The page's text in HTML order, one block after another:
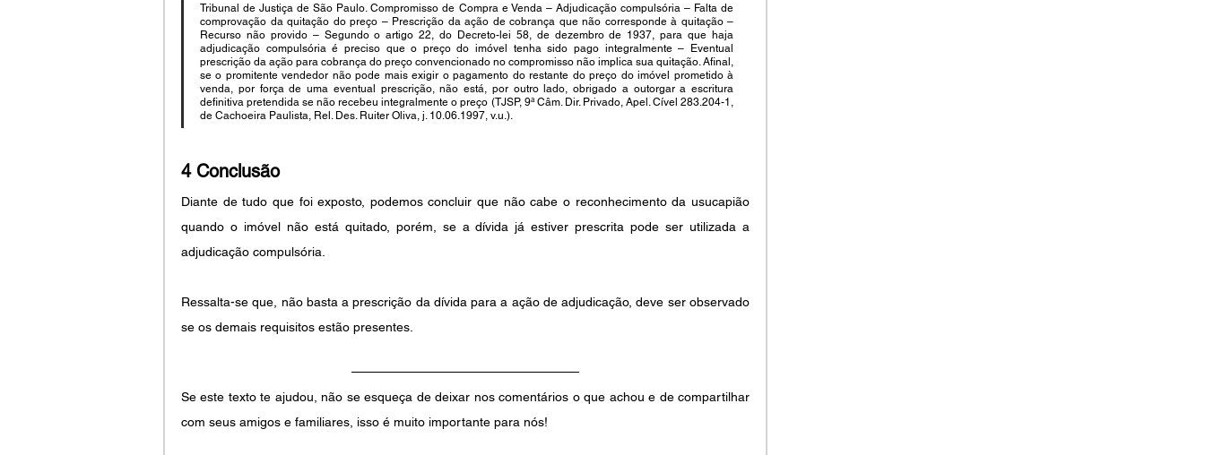
Tribunal de Justiça de São Paulo. Compromisso de Compra e Venda – Adjudicação compulsória – Falta de
comprovação da quitação do preço – Prescrição da ação de cobrança que não corresponde à quitação –
Recurso não provido – Segundo o artigo 22, do Decreto-lei 58, de dezembro de 1937, para que haja
adjudicação compulsória é preciso que o preço do imóvel tenha sido pago integralmente – Eventual
prescrição da ação para cobrança do preço convencionado no compromisso não implica sua quitação. Afinal,
se o promitente vendedor não pode mais exigir o pagamento do restante do preço do imóvel prometido à
venda, por força de uma eventual prescrição, não está, por outro lado, obrigado a outorgar a escritura
definitiva pretendida se não recebeu integralmente o preço (TJSP, 9ª Câm. Dir. Privado, Apel. Cível 283.204-1,
de Cachoeira Paulista, Rel. Des. Ruiter Oliva, j. 10.06.1997, v.u.).
4 Conclusão
Diante de tudo que foi exposto, podemos concluir que não cabe o reconhecimento da usucapião
quando o imóvel não está quitado, porém, se a dívida já estiver prescrita pode ser utilizada a
adjudicação compulsória.
Ressalta-se que, não basta a prescrição da dívida para a ação de adjudicação, deve ser observado
se os demais requisitos estão presentes.
Se este texto te ajudou, não se esqueça de deixar nos comentários o que achou e de compartilhar
com seus amigos e familiares, isso é muito importante para nós!